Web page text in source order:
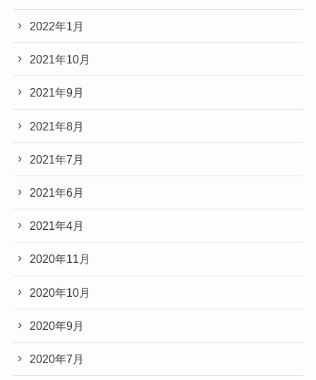
2022年1月
2021年10月
2021年9月
2021年8月
2021年7月
2021年6月
2021年4月
2020年11月
2020年10月
2020年9月
2020年7月